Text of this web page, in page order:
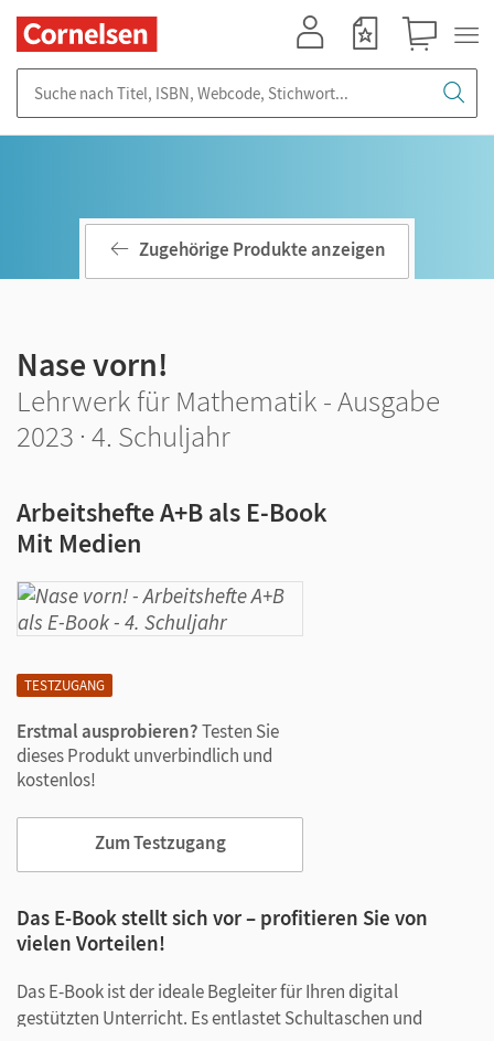
TESTZUGANG
Erstmal ausprobieren?Testen Sie
dieses Produkt unverbindlich und
kostenlos!
Zum Testzugang
Zugehörige Produkte anzeigen
Nase vorn!
Lehrwerk für Mathematik - Ausgabe
2023 · 4. Schuljahr
Arbeitshefte A+B als E-Book
Mit Medien
Das E-Book stellt sich vor – profitieren Sie von
vielen Vorteilen!
Das E-Book ist der ideale Begleiter für Ihren digital
gestützten Unterricht. Es entlastet Schultaschen und